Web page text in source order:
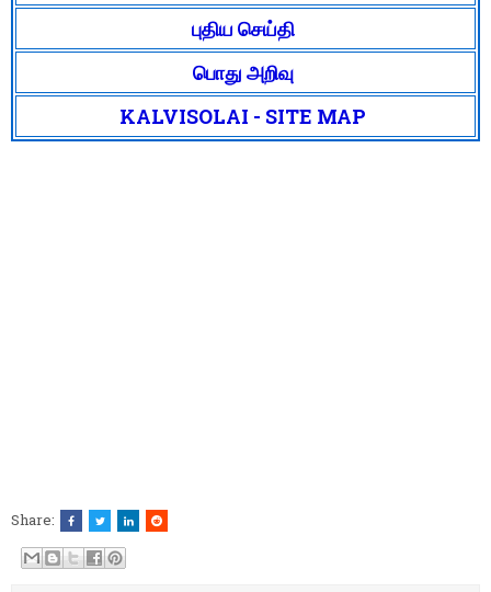
புதிய செய்தி
பொது அறிவு
KALVISOLAI - SITE MAP
Share: